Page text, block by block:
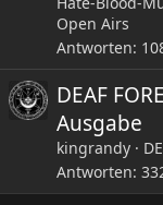
Open Airs
Antworten
DEAF
Ausgabe
kingrandy
Antworten